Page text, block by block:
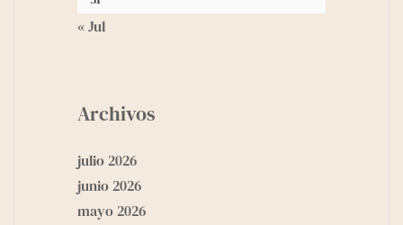
« Jul
Archivos
julio 2026
junio 2026
mayo 2026